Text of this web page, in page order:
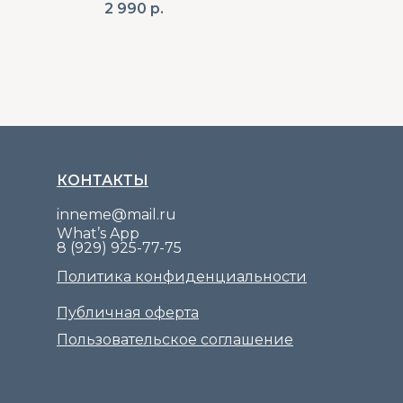
2 990 р.
Политика конфиденциальности
Публичная оферта
Пользовательское соглашение
КОНТАКТЫ
inneme@mail.ru
What’s App
8 (929) 925-77-75